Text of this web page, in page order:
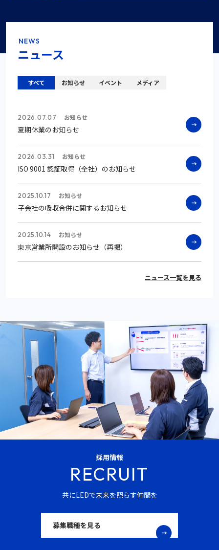
NEWS
ニュース
すべて お知らせ イベント メディア
2026.07.07 お知らせ
夏期休業のお知らせ
2026.03.31 お知らせ
ISO 9001 認証取得（全社）のお知らせ
2025.10.17 お知らせ
子会社の吸収合併に関するお知らせ
2025.10.14 お知らせ
東京営業所開設のお知らせ（再掲）
ニュース一覧を見る
採用情報
RECRUIT
共にLEDで未来を照らす仲間を
募集職種を見る